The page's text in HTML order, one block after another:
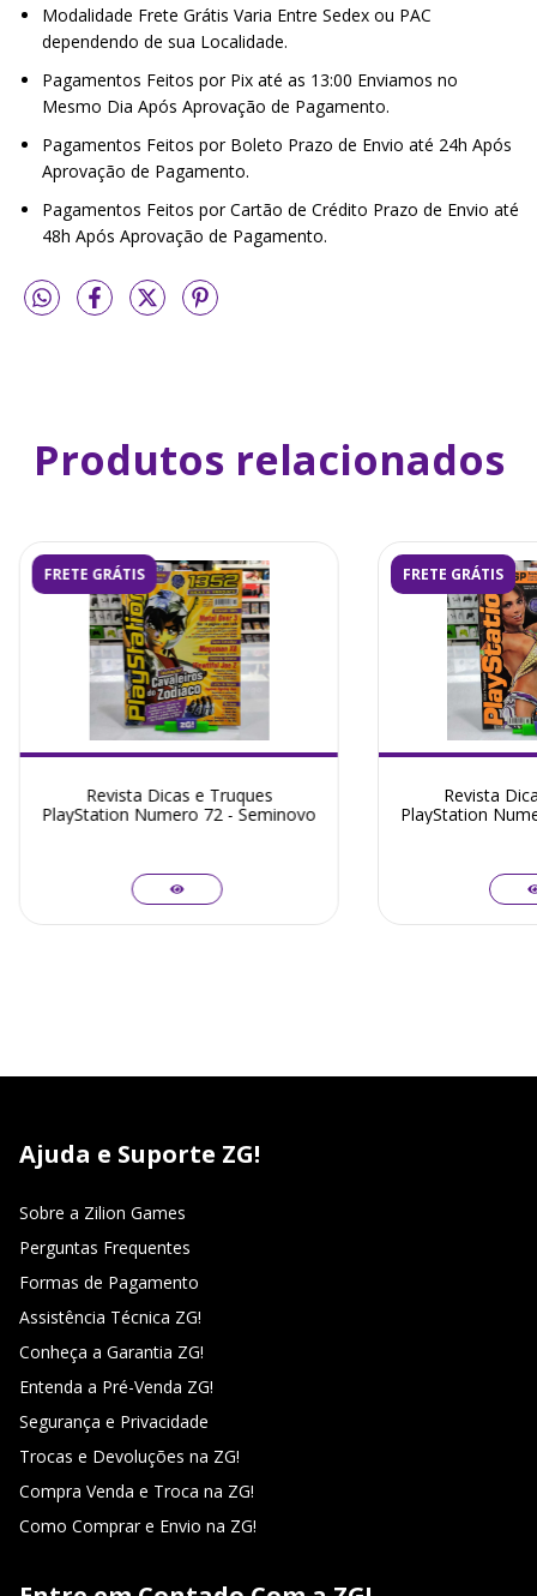
Modalidade Frete Grátis Varia Entre Sedex ou PAC
dependendo de sua Localidade.
Pagamentos Feitos por Pix até as 13:00 Enviamos no
Mesmo Dia Após Aprovação de Pagamento.
Pagamentos Feitos por Boleto Prazo de Envio até 24h Após
Aprovação de Pagamento.
Pagamentos Feitos por Cartão de Crédito Prazo de Envio até
48h Após Aprovação de Pagamento.
Produtos relacionados
FRETE GRÁTIS
Revista Dicas e Truques
PlayStation Numero 72 - Seminovo
FRETE GRÁTIS
Revista
PlayStation
Ajuda e Suporte ZG!
Sobre a Zilion Games
Perguntas Frequentes
Formas de Pagamento
Assistência Técnica ZG!
Conheça a Garantia ZG!
Entenda a Pré-Venda ZG!
Segurança e Privacidade
Trocas e Devoluções na ZG!
Compra Venda e Troca na ZG!
Como Comprar e Envio na ZG!